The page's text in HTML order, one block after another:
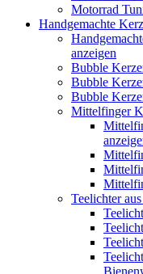
Motorrad
Handgemachte
anzeigen
Bubble
Bubble
Bubble
Mittelfinger
Teelichter